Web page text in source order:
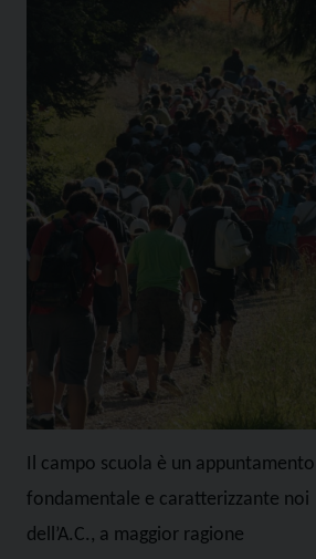
Il campo scuola è un appuntamento
fondamentale e caratterizzante noi
dell’A.C., a maggior ragione